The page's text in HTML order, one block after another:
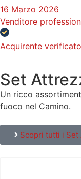
16 Marzo 2026
Venditore
Acquirente verificato
Set
Un ricco
fuoco nel Camino.
Scopri tutti i Set